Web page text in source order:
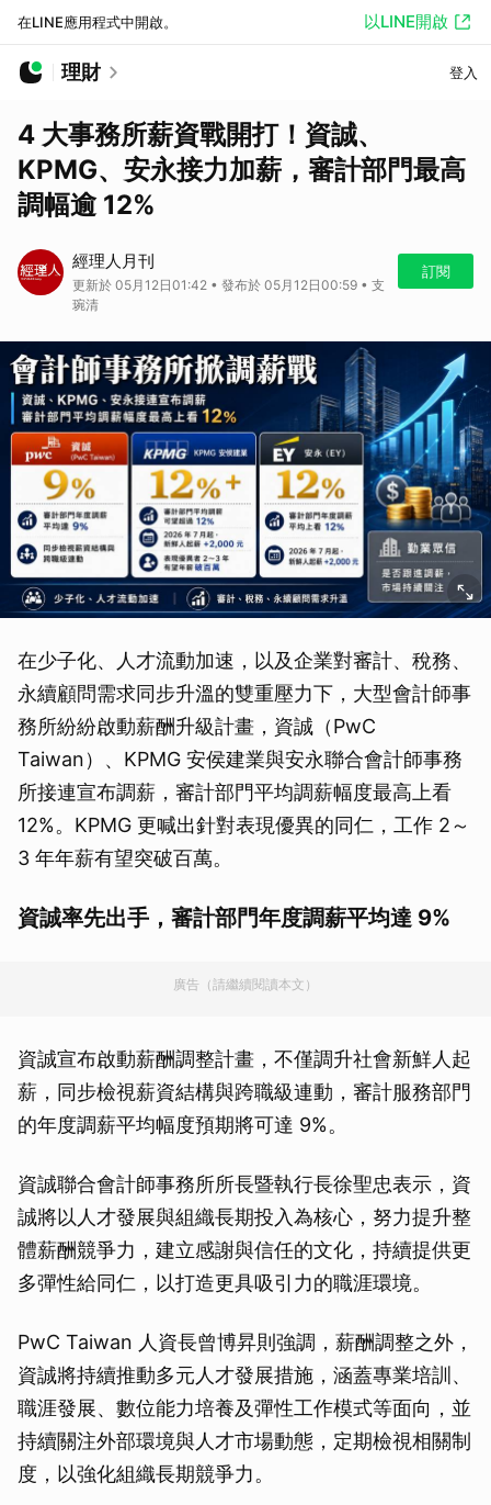
在LINE應用程式中開啟。 以LINE開啟
理財 登入
4 大事務所薪資戰開打！資誠、
KPMG、安永接力加薪，審計部門最高
調幅逾 12%
經理人月刊
更新於 05月12日01:42 • 發布於 05月12日00:59 • 支
琬清
訂閱
在少子化、人才流動加速，以及企業對審計、稅務、
永續顧問需求同步升溫的雙重壓力下，大型會計師事
務所紛紛啟動薪酬升級計畫，資誠（PwC
Taiwan）、KPMG 安侯建業與安永聯合會計師事務
所接連宣布調薪，審計部門平均調薪幅度最高上看
12%。KPMG 更喊出針對表現優異的同仁，工作 2～
3 年年薪有望突破百萬。
資誠率先出手，審計部門年度調薪平均達 9%
廣告（請繼續閱讀本文）
資誠宣布啟動薪酬調整計畫，不僅調升社會新鮮人起
薪，同步檢視薪資結構與跨職級連動，審計服務部門
的年度調薪平均幅度預期將可達 9%。
資誠聯合會計師事務所所長暨執行長徐聖忠表示，資
誠將以人才發展與組織長期投入為核心，努力提升整
體薪酬競爭力，建立感謝與信任的文化，持續提供更
多彈性給同仁，以打造更具吸引力的職涯環境。
PwC Taiwan 人資長曾博昇則強調，薪酬調整之外，
資誠將持續推動多元人才發展措施，涵蓋專業培訓、
職涯發展、數位能力培養及彈性工作模式等面向，並
持續關注外部環境與人才市場動態，定期檢視相關制
度，以強化組織長期競爭力。